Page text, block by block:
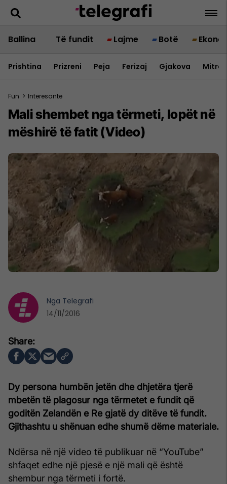
Ballina Të fundit Lajme Botë
Prishtina Prizreni Peja Ferizaj Gjakova
Fun > Interesante
Mali shembet nga tërmeti, lopët në
mëshirë të fatit (Video)
Dy persona humbën jetën dhe dhjetëra tjerë
mbetën të plagosur nga tërmetet e fundit që
goditën Zelandën e Re gjatë dy ditëve të fundit.
Gjithashtu u shënuan edhe shumë dëme materiale.
Ndërsa në një video të publikuar në “YouTube”
shfaqet edhe një pjesë e një mali që është
shembur nga tërmeti i fortë.
Nga Telegrafi
14/11/2016